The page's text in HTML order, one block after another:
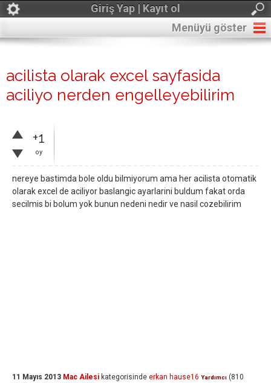
Giriş Yap | Kayıt ol
Menüyü göster
acilista olarak excel sayfasida
aciliyo nerden engelleyebilirim
+1
oy
nereye bastimda bole oldu bilmiyorum ama her acilista otomatik
olarak excel de aciliyor baslangic ayarlarini buldum fakat orda
secilmis bi bolum yok bunun nedeni nedir ve nasil cozebilirim
11 Mayıs 2013 Mac Ailesi kategorisinde erkan hause16 Yardımcı (810